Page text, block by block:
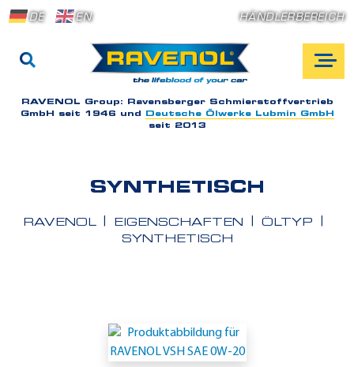
DE EN HÄNDLERBEREICH
RAVENOL Group: Ravensberger Schmierstoffvertrieb
GmbH seit 1946 und
Deutsche Ölwerke Lubmin GmbH
seit 2013
SYNTHETISCH
RAVENOL EIGENSCHAFTEN
ÖLTYP
SYNTHETISCH